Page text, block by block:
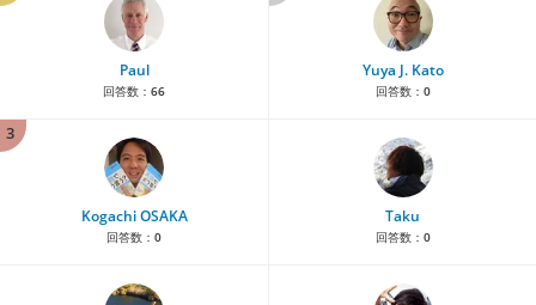
Paul
回答数： 66
Yuya J. Kato
回答数： 0
3
Kogachi OSAKA
回答数： 0
Taku
回答数： 0